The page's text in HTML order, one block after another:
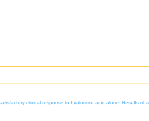
clinical response to hyaluronic acid alone: Results of a